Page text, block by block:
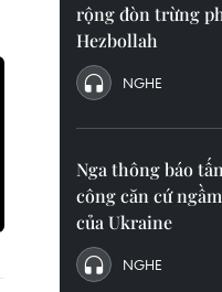
rộng đòn trừng
Hezbollah
NGHE
Nga thông báo tấn
công căn cứ ngầm
của Ukraine
NGHE